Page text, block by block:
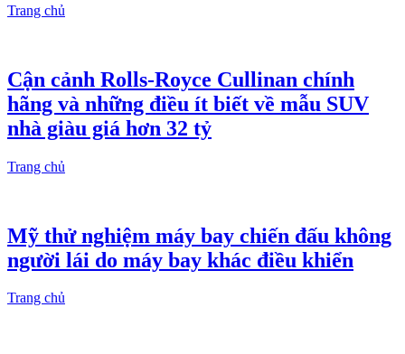
Trang chủ
Cận cảnh Rolls-Royce Cullinan chính
hãng và những điều ít biết về mẫu SUV
nhà giàu giá hơn 32 tỷ
Trang chủ
Mỹ thử nghiệm máy bay chiến đấu không
người lái do máy bay khác điều khiển
Trang chủ